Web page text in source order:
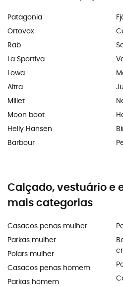
Patagonia
Ortovox
Rab
La Sportiva
Lowa
Altra
Millet
Moon boot
Helly Hansen
Barbour
Calçado, vestuário e
mais categorias
Casacos penas mulher
Parkas mulher
Polars mulher
Casacos penas homem
Parkas homem